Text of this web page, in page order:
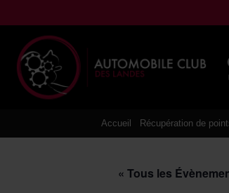
Accueil Récupération de
« Tous les